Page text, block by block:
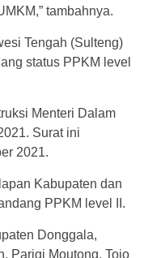
tambahnya.
Tengah (Sulteng)
status PPKM level
Menteri Dalam
Surat ini
2021.
Kabupaten dan
PPKM level II.
Donggala,
Parigi Moutong, Tojo